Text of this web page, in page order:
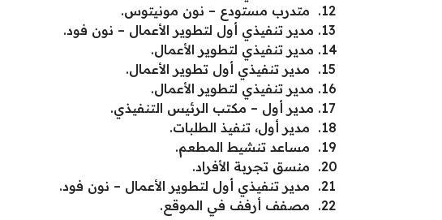
متدرب مستودع – نون مونيتوس.
مدير تنفيذي أول لتطوير الأعمال – نون فود.
مدير تنفيذي لتطوير الأعمال.
مدير تنفيذي أول تطوير الأعمال.
مدير تنفيذي لتطوير الأعمال.
مدير أول – مكتب الرئيس التنفيذي.
مدير أول، تنفيذ الطلبات.
مساعد تنشيط المطعم.
منسق تجربة الأفراد.
مدير تنفيذي أول لتطوير الأعمال – نون فود.
مصفف أرفف في الموقع.